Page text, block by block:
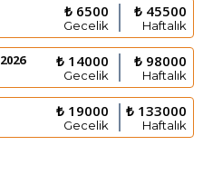
₺ 6500
Gecelik
₺ 45500
Haftalık
₺ 14000
Gecelik
₺ 98000
Haftalık
₺ 19000
Gecelik
₺ 133000
Haftalık